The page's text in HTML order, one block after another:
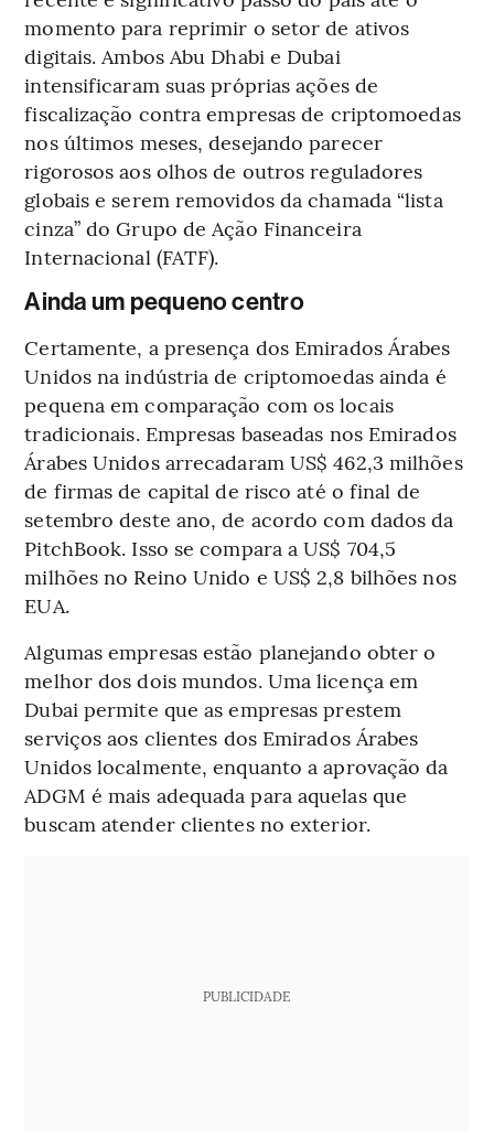
momento para reprimir o setor de ativos
digitais. Ambos Abu Dhabi e Dubai
intensificaram suas próprias ações de
fiscalização contra empresas de criptomoedas
nos últimos meses, desejando parecer
rigorosos aos olhos de outros reguladores
globais e serem removidos da chamada “lista
cinza” do Grupo de Ação Financeira
Internacional (FATF).
Ainda um pequeno centro
Certamente, a presença dos Emirados Árabes
Unidos na indústria de criptomoedas ainda é
pequena em comparação com os locais
tradicionais. Empresas baseadas nos Emirados
Árabes Unidos arrecadaram US$ 462,3 milhões
de firmas de capital de risco até o final de
setembro deste ano, de acordo com dados da
PitchBook. Isso se compara a US$ 704,5
milhões no Reino Unido e US$ 2,8 bilhões nos
EUA.
Algumas empresas estão planejando obter o
melhor dos dois mundos. Uma licença em
Dubai permite que as empresas prestem
serviços aos clientes dos Emirados Árabes
Unidos localmente, enquanto a aprovação da
ADGM é mais adequada para aquelas que
buscam atender clientes no exterior.
PUBLICIDADE